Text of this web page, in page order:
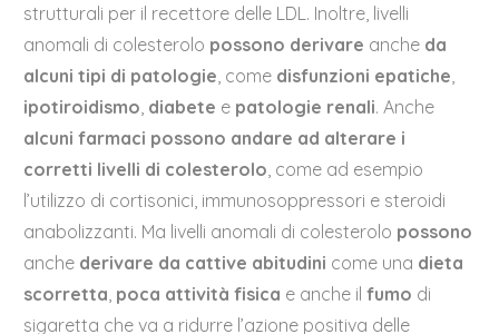
strutturali per il recettore delle LDL. Inoltre, livelli
anomali di colesterolo possono derivare anche da
alcuni tipi di patologie , come disfunzioni epatiche
ipotiroidismo diabete e patologie renali. Anche
alcuni farmaci possono andare ad alterare i
corretti livelli di colesterolo , come ad esempio
l’utilizzo di cortisonici, immunosoppressori e steroidi
anabolizzanti. Ma livelli anomali di colesterolo possono
anche derivare da cattive abitudini come una dieta
scorretta poca attività fisica e anche ilfumo di
sigaretta che va a ridurre l’azione positiva delle